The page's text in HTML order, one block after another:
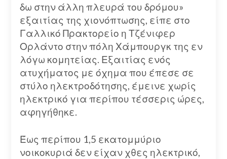
δω στην άλλη πλευρά του δρόμου»
εξαιτίας της χιονόπτωσης, είπε στο
Γαλλικό Πρακτορείο η Τζένιφερ
Ορλάντο στην πόλη Χάμπουργκ της εν
λόγω κομητείας. Εξαιτίας ενός
ατυχήματος με όχημα που έπεσε σε
στύλο ηλεκτροδότησης, έμεινε χωρίς
ηλεκτρικό για περίπου τέσσερις ώρες,
αφηγήθηκε.
Έως περίπου 1,5 εκατομμύριο
νοικοκυριά δεν είχαν χθες ηλεκτρικό,